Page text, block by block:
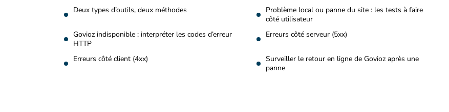
Deux types d’outils, deux méthodes
Problème local ou panne du site : les tests à faire
côté utilisateur
Govioz indisponible : interpréter les codes d’erreur
HTTP
Erreurs côté serveur (5xx)
Erreurs côté client (4xx)
Surveiller le retour en ligne de Govioz après une
panne